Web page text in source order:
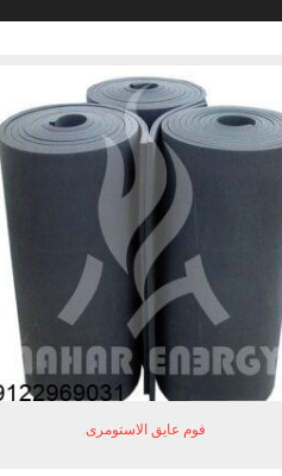
فوم عایق الاستومری